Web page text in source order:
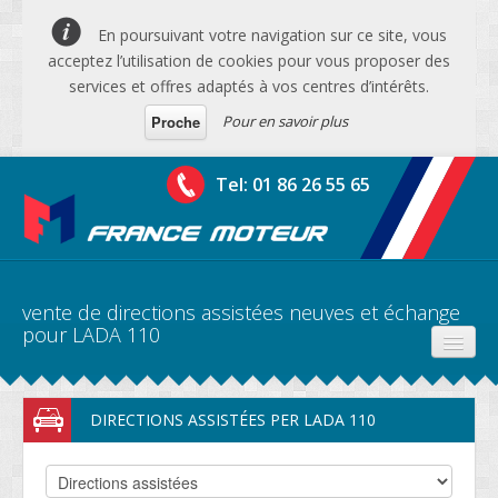
En poursuivant votre navigation sur ce site, vous
acceptez l’utilisation de cookies pour vous proposer des
services et offres adaptés à vos centres d’intérêts.
Proche
Pour en savoir plus
Tel: 01 86 26 55 65
vente de directions assistées neuves et échange
pour LADA 110
PRODUITS
DIRECTIONS ASSISTÉES PER LADA 110